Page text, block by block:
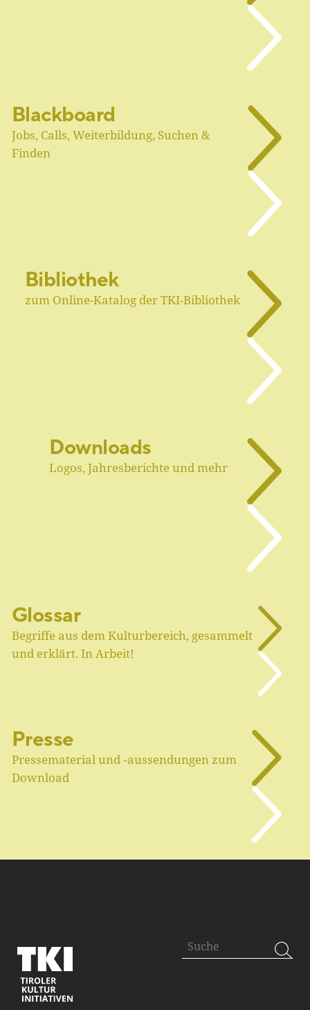
Blackboard
Jobs, Calls, Weiterbildung, Suchen &
Finden
Bibliothek
zum Online-Katalog der TKI-Bibliothek
Downloads
Logos, Jahresberichte und mehr
Glossar
Begriffe aus dem Kulturbereich, gesammelt
und erklärt. In Arbeit!
Presse
Pressematerial und ‑aussendungen zum
Download